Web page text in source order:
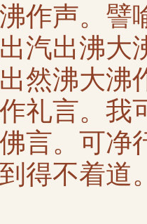
作声。譬
汽出沸大
然沸大沸
礼言。我
言。可净
得不着道